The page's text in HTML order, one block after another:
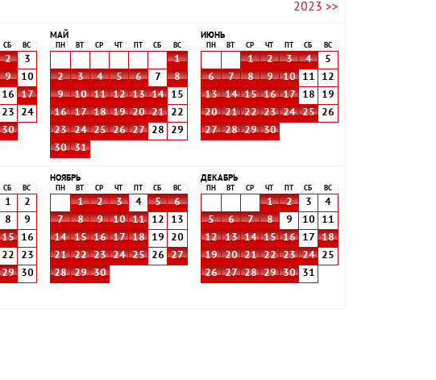
2023 >>
СБ ВС
2
3
9
10
16
17
23
24
30
МАЙ
ПН ВТ СР ЧТ СБ ВС
1
2
3 4 5 6 7
8
9
10 11 12 13 14
15
16
17 18 19 20 21
22
23
24 25 26 27 28
29
30
31
ИЮНЬ
ПН ВТ СР ЧТ СБ ВС
1 2 3 4
5
6
7 8 9 10 11
12
13
14 15 16 17 18
19
20
21 22 23 24 25
26
27
28 29 30
СБ ВС
1
2
8
9
15
16
22
23
29
30
НОЯБРЬ
ПН ВТ СР ЧТ СБ ВС
1 2 3 4 5
6
7
8 9 10 11 12
13
14
15 16 17 18 19
20
21
22 23 24 25 26
27
28
29 30
ДЕКАБРЬ
ПН ВТ СР ЧТ СБ ВС
1 2 3
4
5
6 7 8 9 10
11
12
13 14 15 16 17
18
19
20 21 22 23 24
25
26
27 28 29 30 31